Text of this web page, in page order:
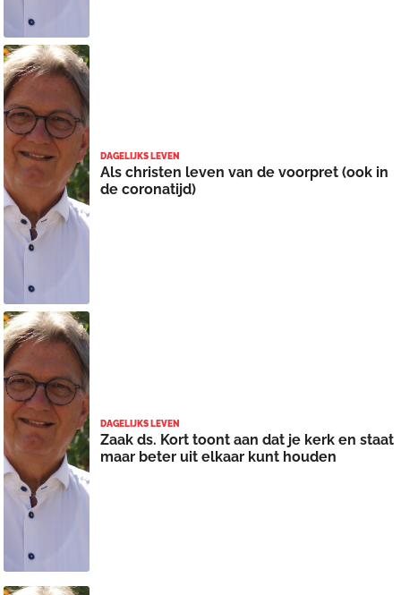
DAGELIJKS LEVEN
Als christen leven van de voorpret (ook in
de coronatijd)
DAGELIJKS LEVEN
Zaak ds. Kort toont aan dat je kerk en staat
maar beter uit elkaar kunt houden